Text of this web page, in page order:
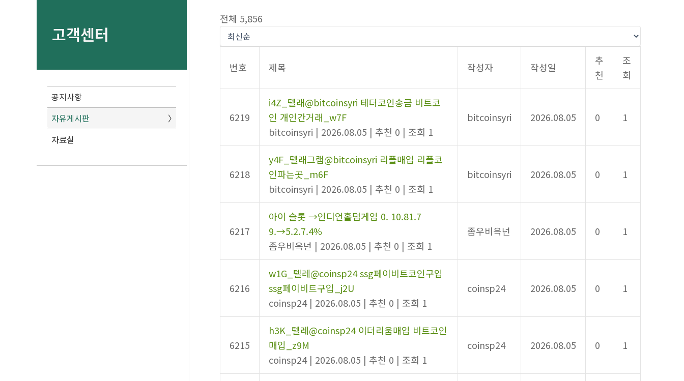
고객센터
공지사항
자유게시판
자료실
전체 5,856
번호 제목 작성자 작성일
추
천
조
회
6219
i4Z_텔래@bitcoinsyri 테더코인송금 비트코
인 개인간거래_w7F
bitcoinsyri | 2026.08.05 | 추천 0 | 조회 1
bitcoinsyri 2026.08.05 0 1
6218
y4F_텔래그램@bitcoinsyri 리플매입 리플코
인파는곳_m6F
bitcoinsyri | 2026.08.05 | 추천 0 | 조회 1
bitcoinsyri 2026.08.05 0 1
6217
아이 슬롯 →인디언홀덤게임 0. 10.81.7
9.→5.2.7.4%
좀우비윽넌 | 2026.08.05 | 추천 0 | 조회 1
좀우비윽넌 2026.08.05 0 1
6216
w1G_텔레@coinsp24 ssg페이비트코인구입
ssg페이비트구입_j2U
coinsp24 | 2026.08.05 | 추천 0 | 조회 1
coinsp24 2026.08.05 0 1
6215
h3K_텔레@coinsp24 이더리움매입 비트코인
매입_z9M
coinsp24 | 2026.08.05 | 추천 0 | 조회 1
coinsp24 2026.08.05 0 1